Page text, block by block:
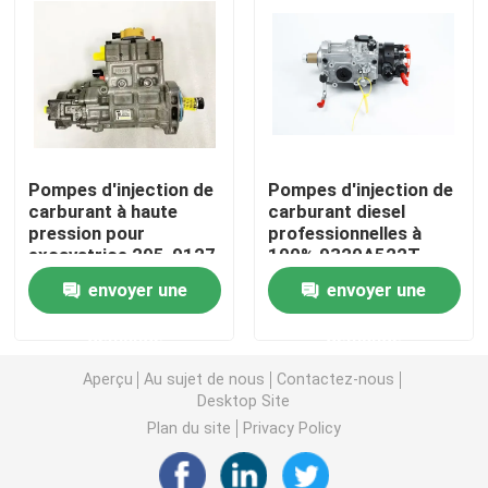
CAT Spare Parts
Pièces détachées de moteur
Pièces de moteur Perkins
pièces de moteur de deutz
Pièces de rechange de compresseur d'air
Pompe d'injection de carburant diesel
Pompes d'injection de
carburant à haute
pression pour
excavatrice 295-9127
295 9127 Pour moteur
C4.2
envoyer une
Pompes d'injection de
carburant diesel
professionnelles à
100% 9320A522T
9320A520T
2644H216envoyer une
Aperçu Au sujet de nous
Contactez-nous
Desktop Site
Plan du site
Privacy Policy